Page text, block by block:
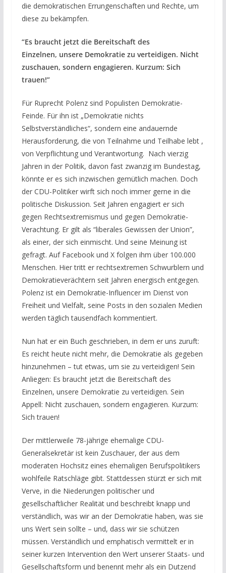
die demokratischen Errungenschaften und Rechte, um
diese zu bekämpfen.
“Es braucht jetzt die Bereitschaft des
Einzelnen, unsere Demokratie zu verteidigen. Nicht
zuschauen, sondern engagieren. Kurzum: Sich
trauen!”
Für Ruprecht Polenz sind Populisten Demokratie-
Feinde. Für ihn ist „Demokratie nichts
Selbstverständliches“, sondern eine andauernde
Herausforderung, die von Teilnahme und Teilhabe lebt ,
von Verpflichtung und Verantwortung. Nach vierzig
Jahren in der Politik, davon fast zwanzig im Bundestag,
könnte er es sich inzwischen gemütlich machen. Doch
der CDU-Politiker wirft sich noch immer gerne in die
politische Diskussion. Seit Jahren engagiert er sich
gegen Rechtsextremismus und gegen Demokratie-
Verachtung. Er gilt als “liberales Gewissen der Union”,
als einer, der sich einmischt. Und seine Meinung ist
gefragt. Auf Facebook und X folgen ihm über 100.000
Menschen. Hier tritt er rechtsextremen Schwurblern und
Demokratieverächtern seit Jahren energisch entgegen.
Polenz ist ein Demokratie-Influencer im Dienst von
Freiheit und Vielfalt, seine Posts in den sozialen Medien
werden täglich tausendfach kommentiert.
Nun hat er ein Buch geschrieben, in dem er uns zuruft:
Es reicht heute nicht mehr, die Demokratie als gegeben
hinzunehmen – tut etwas, um sie zu verteidigen! Sein
Anliegen: Es braucht jetzt die Bereitschaft des
Einzelnen, unsere Demokratie zu verteidigen. Sein
Appell: Nicht zuschauen, sondern engagieren. Kurzum:
Sich trauen!
Der mittlerweile 78-jährige ehemalige CDU-
Generalsekretär ist kein Zuschauer, der aus dem
moderaten Hochsitz eines ehemaligen Berufspolitikers
wohlfeile Ratschläge gibt. Stattdessen stürzt er sich mit
Verve, in die Niederungen politischer und
gesellschaftlicher Realität und beschreibt knapp und
verständlich, was wir an der Demokratie haben, was sie
uns Wert sein sollte – und, dass wir sie schützen
müssen. Verständlich und emphatisch vermittelt er in
seiner kurzen Intervention den Wert unserer Staats- und
Gesellschaftsform und benennt mehr als ein Dutzend